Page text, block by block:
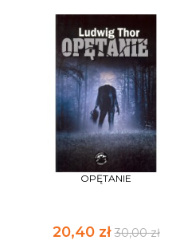
OPĘTANIE
20,40 zł30,00 zł